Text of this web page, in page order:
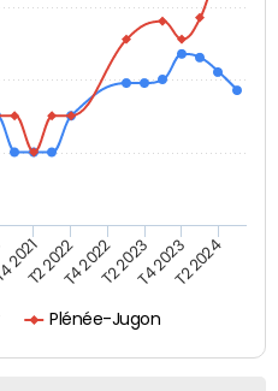
Plénée-Jugon
2021T2 2022T4 2022T2 2023T4 2023T2 2024